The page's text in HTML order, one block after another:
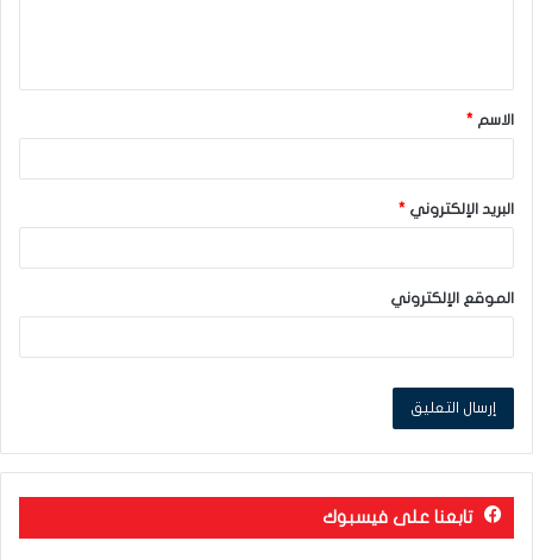
ق
*الاسم *
البريد الإلكتروني *
الموقع الإلكتروني
تابعنا على فيسبوك